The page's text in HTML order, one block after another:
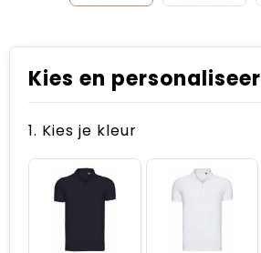
Kies en personaliseer
1. Kies je kleur